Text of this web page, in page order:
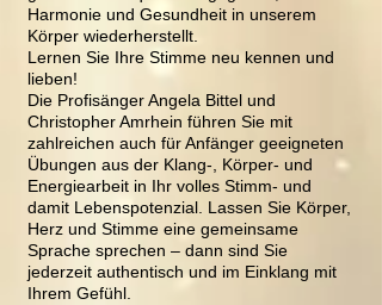
Harmonie und Gesundheit in unserem
Körper wiederherstellt.
Lernen Sie Ihre Stimme neu kennen und
lieben!
Die Profisänger Angela Bittel und
Christopher Amrhein führen Sie mit
zahlreichen auch für Anfänger geeigneten
Übungen aus der Klang-, Körper- und
Energiearbeit in Ihr volles Stimm- und
damit Lebenspotenzial. Lassen Sie Körper,
Herz und Stimme eine gemeinsame
Sprache sprechen – dann sind Sie
jederzeit authentisch und im Einklang mit
Ihrem Gefühl.